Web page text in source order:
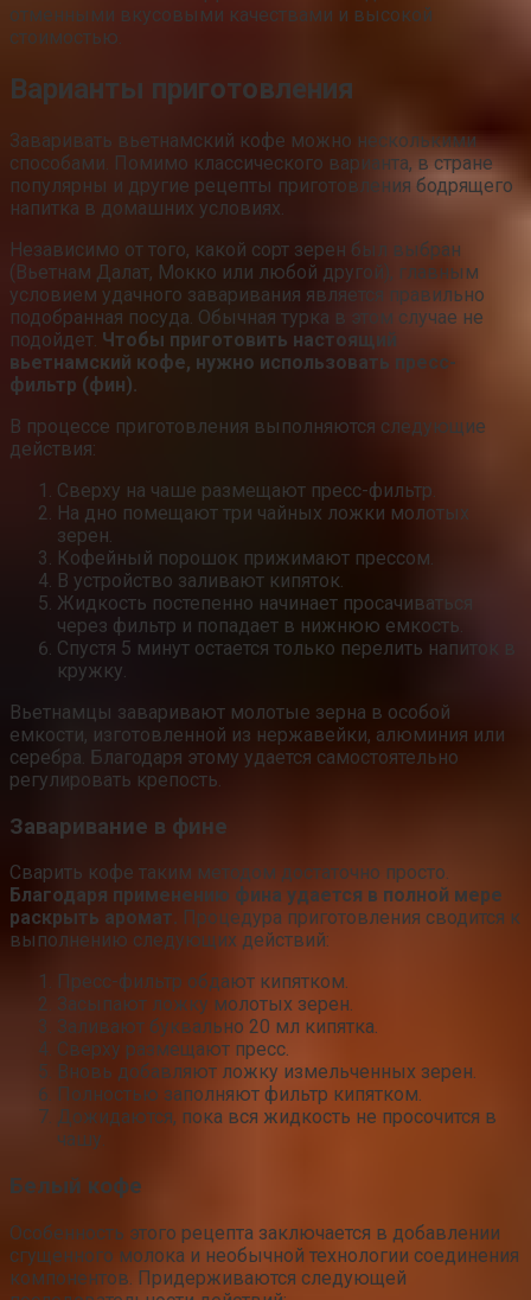
отменными вкусовыми качествами и высокой
стоимостью.
Варианты приготовления
Заваривать вьетнамский кофе можно несколькими
способами. Помимо классического варианта, в стране
популярны и другие рецепты приготовления бодрящего
напитка в домашних условиях.
Независимо от того, какой сорт зерен был выбран
(Вьетнам Далат, Мокко или любой другой), главным
условием удачного заваривания является правильно
подобранная посуда. Обычная турка в этом случае не
подойдет. Чтобы приготовить настоящий
вьетнамский кофе, нужно использовать пресс-
фильтр (фин).
В процессе приготовления выполняются следующие
действия:
Сверху на чаше размещают пресс-фильтр.
На дно помещают три чайных ложки молотых
зерен.
Кофейный порошок прижимают прессом.
В устройство заливают кипяток.
Жидкость постепенно начинает просачиваться
через фильтр и попадает в нижнюю емкость.
Спустя 5 минут остается только перелить напиток в
кружку.
Вьетнамцы заваривают молотые зерна в особой
емкости, изготовленной из нержавейки, алюминия или
серебра. Благодаря этому удается самостоятельно
регулировать крепость.
Заваривание в фине
Сварить кофе таким методом достаточно просто.
Благодаря применению фина удается в полной мере
раскрыть аромат. Процедура приготовления сводится к
выполнению следующих действий:
Пресс-фильтр обдают кипятком.
Засыпают ложку молотых зерен.
Заливают буквально 20 мл кипятка.
Сверху размещают пресс.
Вновь добавляют ложку измельченных зерен.
Полностью заполняют фильтр кипятком.
Дожидаются, пока вся жидкость не просочится в
чашу.
Белый кофе
Особенность этого рецепта заключается в добавлении
сгущенного молока и необычной технологии соединения
компонентов. Придерживаются следующей